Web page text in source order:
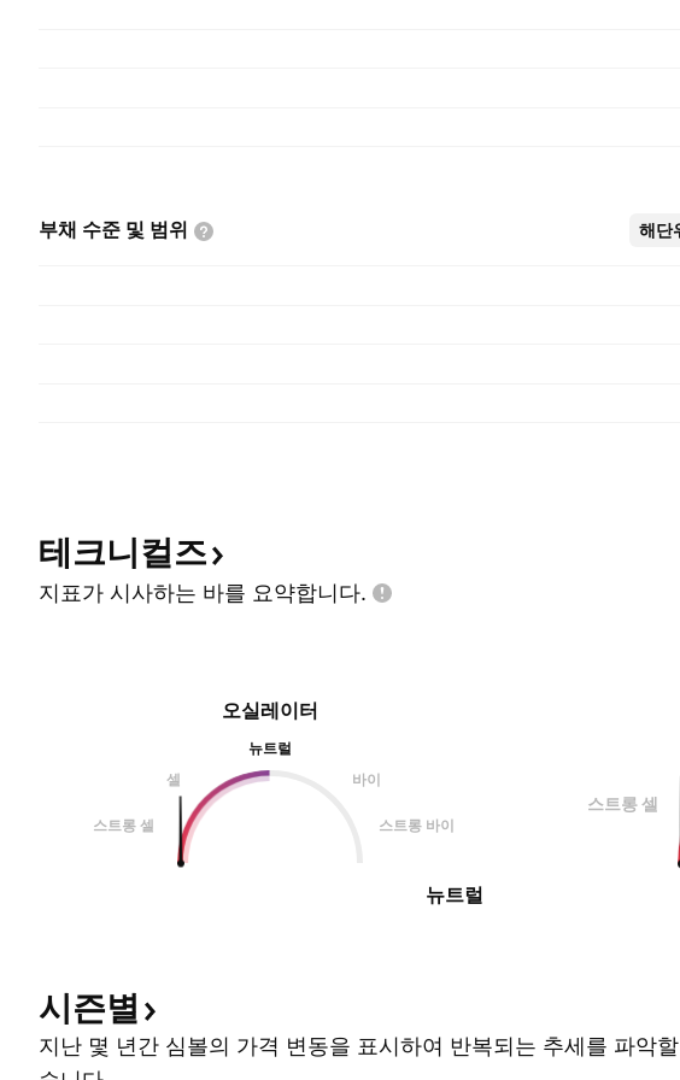
부채 수준 및 범위 해단
더보
테크니컬즈
지표가 시사하는 바를 요약합니다.
오실레이터
뉴트럴
셀
바이
스트롱 셀 스트롱 바이
뉴트럴
스트롱 셀
시즌별
지난 몇 년간 심볼의 가격 변동을 표시하여 반복되는 추세를 파악